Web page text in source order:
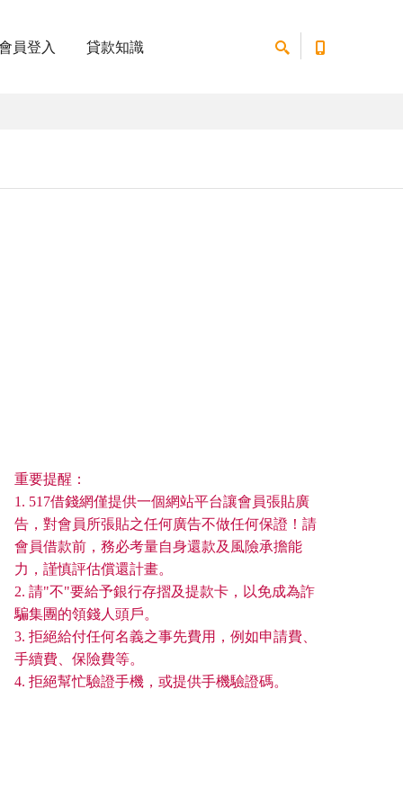
員登入 貸款知識
重要提醒：
1. 517借錢網僅提供一個網站平台讓會員張貼廣
告，對會員所張貼之任何廣告不做任何保證！請
會員借款前，務必考量自身還款及風險承擔能
力，謹慎評估償還計畫。
2. 請"不"要給予銀行存摺及提款卡，以免成為詐
騙集團的領錢人頭戶。
3. 拒絕給付任何名義之事先費用，例如申請費、
手續費、保險費等。
4. 拒絕幫忙驗證手機，或提供手機驗證碼。